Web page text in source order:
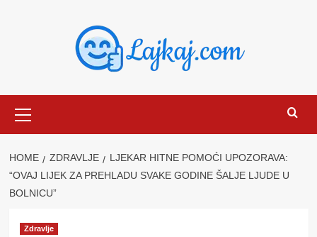
Menu
HOME ZDRAVLJE
LJEKAR HITNE POMOĆI UPOZORAVA:
“OVAJ LIJEK ZA PREHLADU SVAKE GODINE ŠALJE LJUDE U
BOLNICU”
Zdravlje